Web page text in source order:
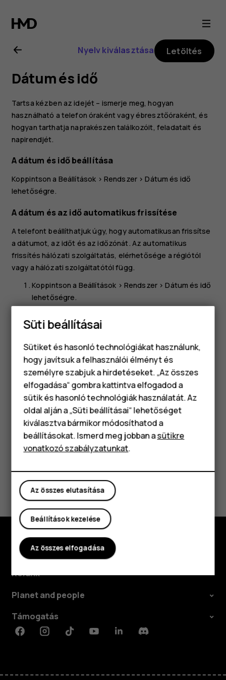
Nokia
2.1
felhasználói
kézikönyv
Okostelefonok
Klasszikus telefonok
Tartozékok
Táblagépek
Nyelv kiválasztása Letöltés
Dátum és idő
Tartsa kézben az idejét – ismerje meg, hogyan
használható a telefon óraként vagy ébresztőóraként, és
hogyan tarthatja naprakészen találkozóit, feladatait és
napirendjét.
A dátum és idő beállítása
Koppintson a Beállítások > Rendszer>Dátum és idő
lehetőségre.
A dátum és az idő automatikus frissítése
A telefont beállíthatjuk úgy, hogy automatikusan frissítse
a dátumot, az időt és az időzónát. Az automatikus
frissítés hálózati szolgáltatás, elérhetősége a régiótól
vagy a hálózati szolgáltatótól függ.
Koppintson a Beállítások > Rendszer>Dátum és idő
lehetőségre.
Az óra átállítása a 24 órás megjelenítési
formátumra
Koppintson aBeállítások>Rendszer>Dátum és idő
lehetőségre, és kapcsolja be a24 órás formátum
használatabeállítást.
Hasznosnak találtad?
Igen Nem
Fedezd fel
Rólunk
Planet and people
Támogatás
FacebookInstagramTiktokYoutubeLinkedinDiscord
Süti beállításai
Sütiket és hasonló technológiákat használunk,
hogy javítsuk a felhasználói élményt és
személyre szabjuk a hirdetéseket. „Az összes
elfogadása“ gombra kattintva elfogadod a
sütik és hasonló technológiák használatát. Az
oldal alján a „Süti beállításai“ lehetőséget
kiválasztva bármikor módosíthatod a
beállításokat. Ismerd meg jobban asütikre
vonatkozó szabályzatunkat.
Az összes elutasítása
Beállítások kezelése
Az összes elfogadása